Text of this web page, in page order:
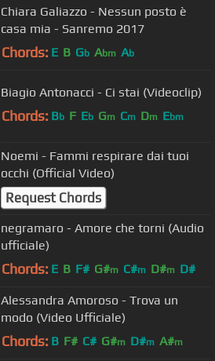
Chiara Galiazzo - Nessun posto è
casa mia - Sanremo 2017
Chords: E B Gb Abm Ab
Biagio Antonacci - Ci stai (Videoclip)
Chords: Bb F Eb Gm Cm Dm Ebm
Noemi - Fammi respirare dai tuoi
occhi (Official Video)
Request Chords
negramaro - Amore che torni (Audio
ufficiale)
Chords: E B F# G#m C#m D#m D#
Alessandra Amoroso - Trova un
modo (Video Ufficiale)
Chords: B F# C# G#m D#m A#m